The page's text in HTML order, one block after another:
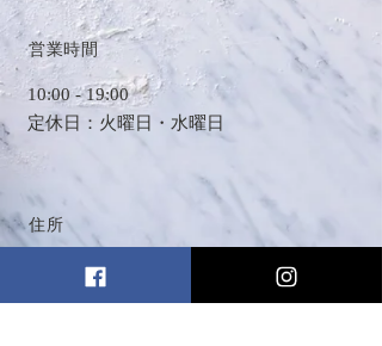
​営業時間
​10:00 - 19:00
定休日：火曜日・水曜日
住所
東京都葛飾区立石5-12-10